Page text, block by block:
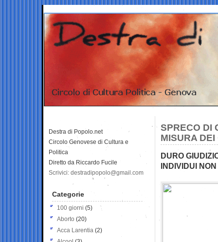
SPRECO DI
MISURA
DURO
INDIVIDUI
Destra di Popolo.net
Circolo Genovese di Cultura e
Politica
Diretto da Riccardo Fucile
Scrivici: destradipopolo@gmail.com
Categorie
100 giorni (5)
Aborto (20)
Acca Larentia (2)